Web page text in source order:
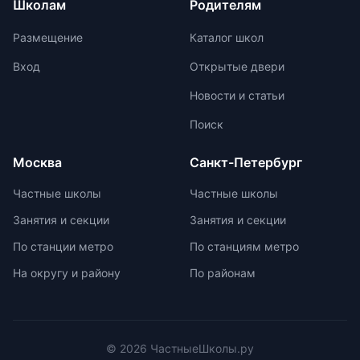
учеников. Отсутствие страха перед
оценке помогают детям развивать
свои навыки и интересы.
олимпиадах. Путь к
начинается с национальных
соревнований, включая школьные,
тренировочные сборы,
интенсивные занятия, практикумы,
индивидуальные консультации.
Участие в международных
новый опыт, пройти серьезную
Школам
Размещение
Вход
Родителям
Каталог школ
Открытые двери
Новости и статьи
Поиск
Москва
Частные школы
Занятия и секции
По станции метро
На округу и району
Санкт-Петербург
Частные школы
Занятия и секции
По станциям метро
По районам
© 2026 ЧастныеШколы.ру